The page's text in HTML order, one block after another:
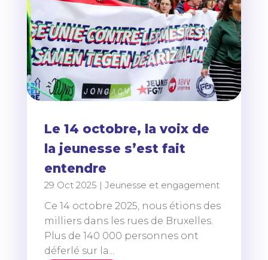
Le 14 octobre, la voix de
la jeunesse s’est fait
entendre
29 Oct 2025 | Jeunesse et engagement
Ce 14 octobre 2025, nous étions des
milliers dans les rues de Bruxelles.
Plus de 140 000 personnes ont
déferlé sur la...